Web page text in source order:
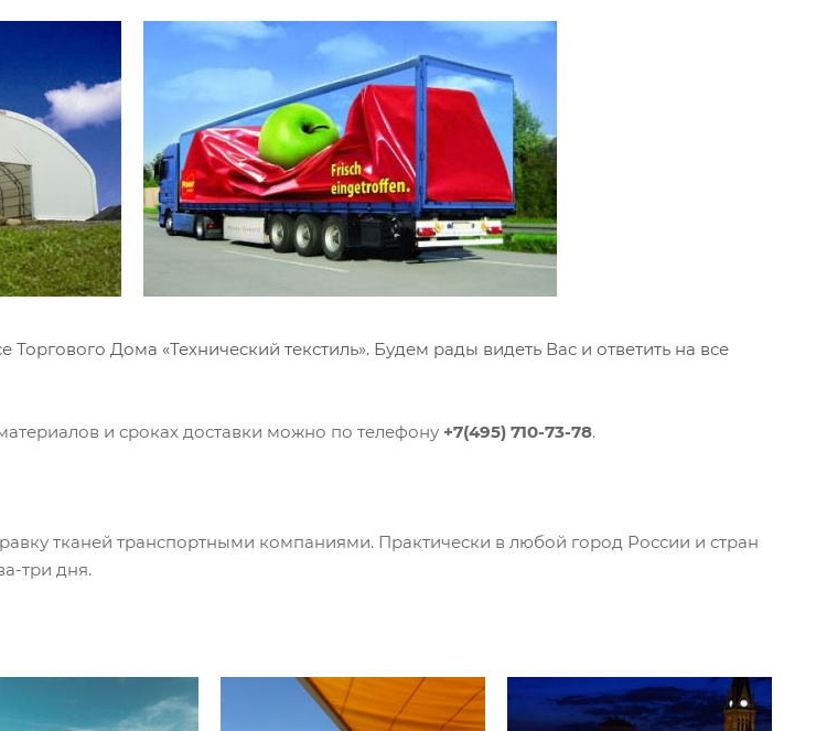
Дома «Технический текстиль». Будем рады видеть Вас и ответить на все
и сроках доставки можно по телефону +7(495) 710-73-78.
тканей транспортными компаниями. Практически в любой город России и стран
три дня.